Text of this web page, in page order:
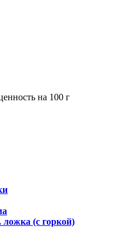
на 100 г
ложка (с горкой)